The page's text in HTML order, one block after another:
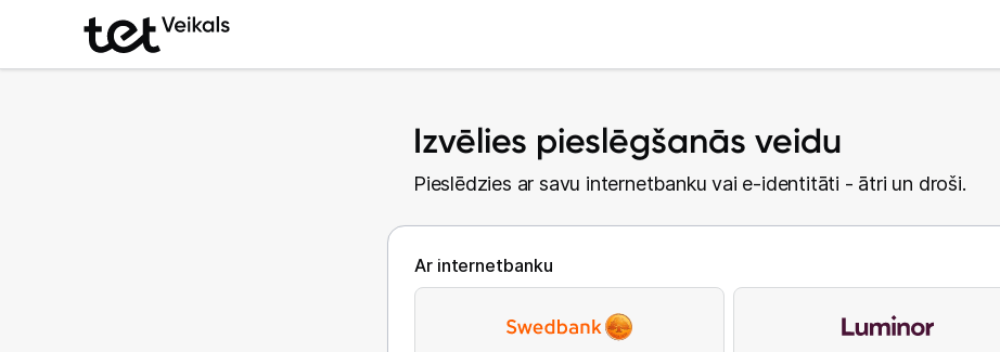
Izvēlies pieslēgšanās veidu
Pieslēdzies ar savu internetbanku vai e-identitāti - ātri un droši.
Ar internetbanku